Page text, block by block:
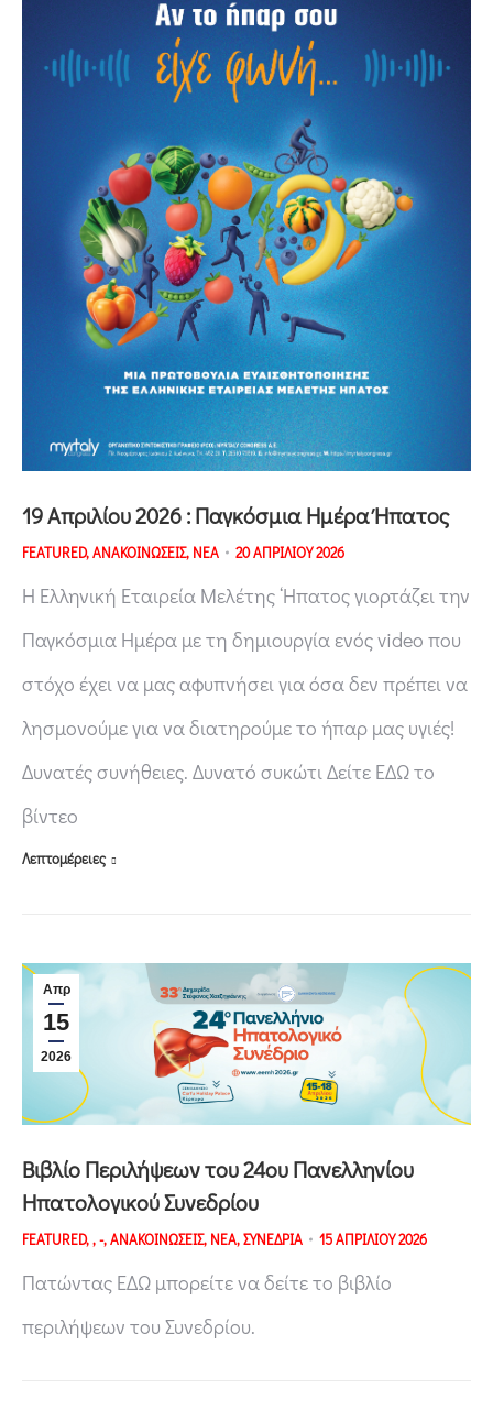
19 Απριλίου 2026 : Παγκόσμια Ημέρα Ήπατος
FEATURED,ΑΝΑΚΟΙΝΩΣΕΙΣ, ΝΕΑ 20 ΑΠΡΙΛΙΟΥ 2026
Η Ελληνική Εταιρεία Μελέτης ‘Ηπατος γιορτάζει την
Παγκόσμια Ημέρα με τη δημιουργία ενός video που
στόχο έχει να μας αφυπνήσει για όσα δεν πρέπει να
λησμονούμε για να διατηρούμε το ήπαρ μας υγιές!
Δυνατές συνήθειες. Δυνατό συκώτι Δείτε ΕΔΩ το
βίντεο
Λεπτομέρειες
Απρ
15
2026
Βιβλίο Περιλήψεων του 24ου Πανελληνίου
Ηπατολογικού Συνεδρίου
FEATURED,,-,ΑΝΑΚΟΙΝΩΣΕΙΣ, ΝΕΑ,ΣΥΝΕΔΡΙΑ 15 ΑΠΡΙΛΙΟΥ 2026
Πατώντας ΕΔΩ μπορείτε να δείτε το βιβλίο
περιλήψεων του Συνεδρίου.